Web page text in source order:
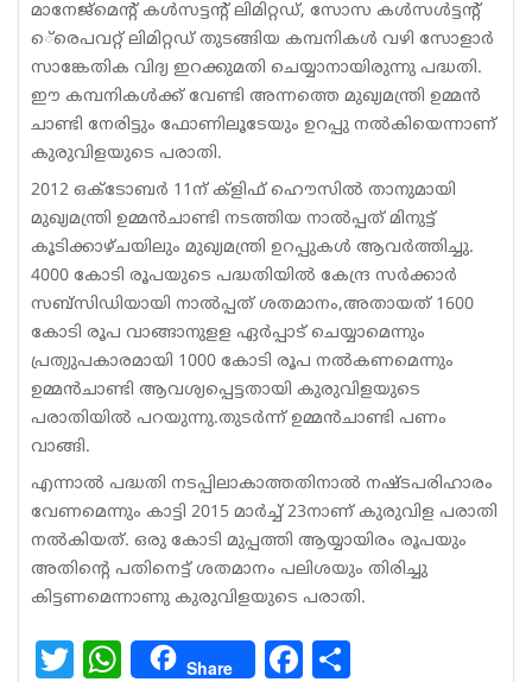
മാനേജ്‌മെന്റ് കള്‍സട്ടന്റ് ലിമിറ്റഡ്, സോസ കള്‍സള്‍ട്ടന്റ്
െ്രെപവറ്റ് ലിമിറ്റഡ് തുടങ്ങിയ കമ്പനികള്‍ വഴി സോളാര്‍
സാങ്കേതിക വിദ്യ ഇറക്കുമതി ചെയ്യാനായിരുന്നു പദ്ധതി.
ഈ കമ്പനികള്‍ക്ക് വേണ്ടി അന്നത്തെ മുഖ്യമന്ത്രി ഉമ്മന്‍
ചാണ്ടി നേരിട്ടും ഫോണിലൂടേയും ഉറപ്പു നല്‍കിയെന്നാണ്
കുരുവിളയുടെ പരാതി.
2012 ഒക്ടോബര്‍ 11ന് ക്‌ളിഫ് ഹൌസില്‍ താനുമായി
മുഖ്യമന്ത്രി ഉമ്മന്‍ചാണ്ടി നടത്തിയ നാല്‍പ്പത് മിനുട്ട്
കൂടിക്കാഴ്ചയിലും മുഖ്യമന്ത്രി ഉറപ്പുകള്‍ ആവര്‍ത്തിച്ചു.
4000 കോടി രൂപയുടെ പദ്ധതിയില്‍ കേന്ദ്ര സര്‍ക്കാര്‍
സബ്‌സിഡിയായി നാല്‍പ്പത് ശതമാനം,അതായത് 1600
കോടി രൂപ വാങ്ങാനുളള ഏര്‍പ്പാട് ചെയ്യാമെന്നും
പ്രത്യുപകാരമായി 1000 കോടി രൂപ നല്‍കണമെന്നും
ഉമ്മന്‍ചാണ്ടി ആവശ്യപ്പെട്ടതായി കുരുവിളയുടെ
പരാതിയില്‍ പറയുന്നു.തുടര്‍ന്ന് ഉമ്മന്‍ചാണ്ടി പണം
വാങ്ങി.
എന്നാല്‍ പദ്ധതി നടപ്പിലാകാത്തതിനാല്‍ നഷ്ടപരിഹാരം
വേണമെന്നും കാട്ടി 2015 മാര്‍ച്ച് 23നാണ് കുരുവിള പരാതി
നല്‍കിയത്. ഒരു കോടി മുപ്പത്തി ആയ്യായിരം രൂപയും
അതിന്റെ പതിനെട്ട് ശതമാനം പലിശയും തിരിച്ചു
കിട്ടണമെന്നാണു കുരുവിളയുടെ പരാതി.
Twitter WhatsAppShare Facebook